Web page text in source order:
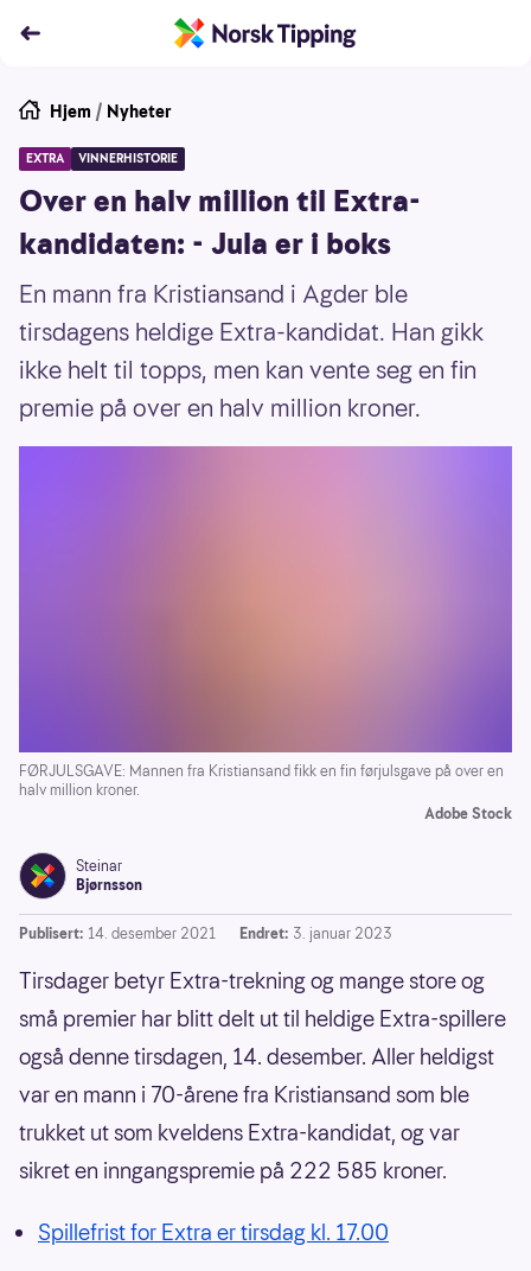
Hjem / Nyheter
EXTRA VINNERHISTORIE
Over en halv million til Extra-
kandidaten: - Jula er i boks
En mann fra Kristiansand i Agder ble
tirsdagens heldige Extra-kandidat. Han gikk
ikke helt til topps, men kan vente seg en fin
premie på over en halv million kroner.
FØRJULSGAVE: Mannen fra Kristiansand fikk en fin førjulsgave på over en
halv million kroner.
Adobe Stock
Steinar
Bjørnsson
Publisert: 14. desember 2021 Endret: 3. januar 2023
Tirsdager betyr Extra-trekning og mange store og
små premier har blitt delt ut til heldige Extra-spillere
også denne tirsdagen, 14. desember. Aller heldigst
var en mann i 70-årene fra Kristiansand som ble
trukket ut som kveldens Extra-kandidat, og var
sikret en inngangspremie på 222 585 kroner.
Spillefrist for Extra er tirsdag kl. 17.00